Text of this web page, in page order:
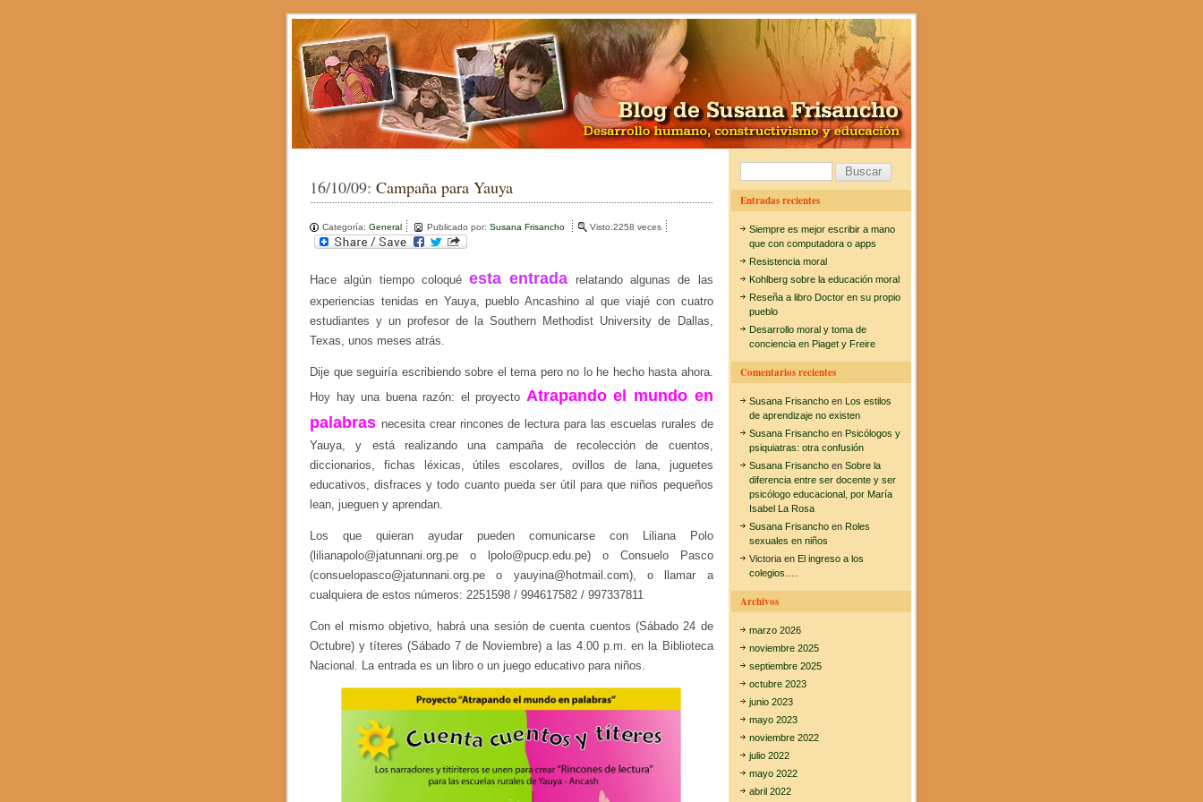
16/10/09: Campaña para Yauya
Categoría: General Publicado por: Susana Frisancho Visto:2258 veces
Hace algún tiempo coloquéesta entrada relatando algunas de las
experiencias tenidas en Yauya, pueblo Ancashino al que viajé con cuatro
estudiantes y un profesor de la Southern Methodist University de Dallas,
Texas, unos meses atrás.
Dije que seguiría escribiendo sobre el tema pero no lo he hecho hasta ahora.
Hoy hay una buena razón: el proyecto Atrapando el mundo en
palabras necesita crear rincones de lectura para las escuelas rurales de
Yauya, y está realizando una campaña de recolección de cuentos,
diccionarios, fichas léxicas, útiles escolares, ovillos de lana, juguetes
educativos, disfraces y todo cuanto pueda ser útil para que niños pequeños
lean, jueguen y aprendan.
Los que quieran ayudar pueden comunicarse con Liliana Polo
(lilianapolo@jatunnani.org.pe o lpolo@pucp.edu.pe) o Consuelo Pasco
(consuelopasco@jatunnani.org.pe o yauyina@hotmail.com), o llamar a
cualquiera de estos números: 2251598 / 994617582 / 997337811
Con el mismo objetivo, habrá una sesión de cuenta cuentos (Sábado 24 de
Octubre) y títeres (Sábado 7 de Noviembre) a las 4.00 p.m. en la Biblioteca
Nacional. La entrada es un libro o un juego educativo para niños.
u
a
Entradas recientes
Siempre es mejor escribir a mano
que con computadora o apps
Resistencia moral
Kohlberg sobre la educación moral
Reseña a libro Doctor en su propio
pueblo
Desarrollo moral y toma de
conciencia en Piaget y Freire
Comentarios recientes
Susana Frisanchoen Los estilos
de aprendizaje no existen
Susana Frisanchoen Psicólogos y
psiquiatras: otra confusión
Susana Frisanchoen Sobre la
diferencia entre ser docente y ser
psicólogo educacional, por María
Isabel La Rosa
Susana Frisanchoen Roles
sexuales en niños
Victoriaen El ingreso a los
colegios….
Archivos
marzo 2026
noviembre 2025
septiembre 2025
octubre 2023
junio 2023
mayo 2023
noviembre 2022
julio 2022
mayo 2022
abril 2022